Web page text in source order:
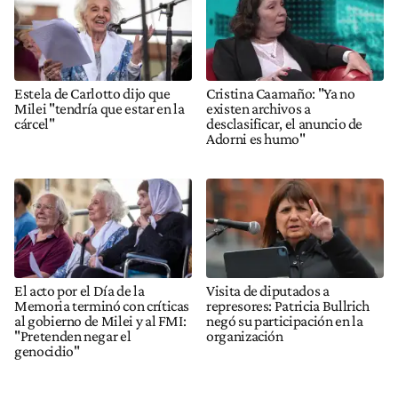
Estela de Carlotto dijo que
Milei "tendría que estar en la
cárcel"
Cristina Caamaño: "Ya no
existen archivos a
desclasificar, el anuncio de
Adorni es humo"
El acto por el Día de la
Memoria terminó con críticas
al gobierno de Milei y al FMI:
"Pretenden negar el
genocidio"
Visita de diputados a
represores: Patricia Bullrich
negó su participación en la
organización